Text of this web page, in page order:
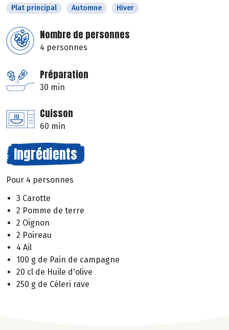
Plat principal Automne Hiver
Nombre de personnes
4 personnes
Préparation
30 min
Cuisson
60 min
Ingrédients
Pour 4 personnes
3 Carotte
2 Pomme de terre
2 Oignon
2 Poireau
4 Ail
100 g de Pain de campagne
20 cl de Huile d'olive
250 g de Céleri rave